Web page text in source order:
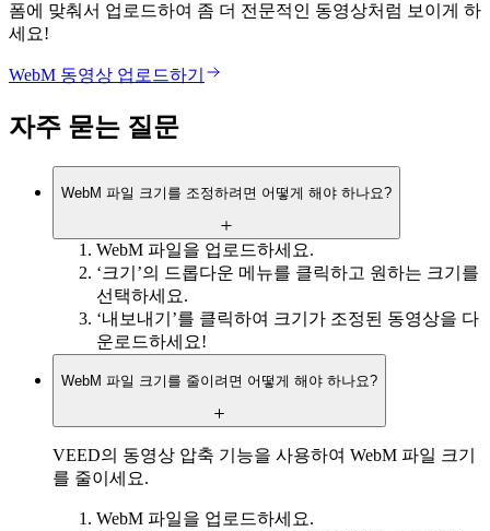
폼에 맞춰서 업로드하여 좀 더 전문적인 동영상처럼 보이게 하
세요!
WebM 동영상 업로드하기
자주 묻는 질문
WebM 파일 크기를 조정하려면 어떻게 해야 하나요?
WebM 파일을 업로드하세요.
‘크기’의 드롭다운 메뉴를 클릭하고 원하는 크기를
선택하세요.
‘내보내기’를 클릭하여 크기가 조정된 동영상을 다
운로드하세요!
WebM 파일 크기를 줄이려면 어떻게 해야 하나요?
VEED의 동영상 압축 기능을 사용하여 WebM 파일 크기
를 줄이세요.
WebM 파일을 업로드하세요.